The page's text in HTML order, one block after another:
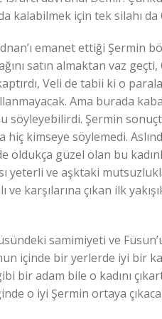
kalabilmek için tek silahı da
emanet ettiği Şermin
satın almaktan vaz
Veli de tabii ki o
Ama burada
Şermin sonuçta
kimseye söylemedi.
oldukça güzel olan bu
yeterli ve aşktaki
karşılarına çıkan ilk
samimiyeti ve
içinde bir yerlerde iyi bir
bir adam bile o kadını
o iyi Şermin ortaya